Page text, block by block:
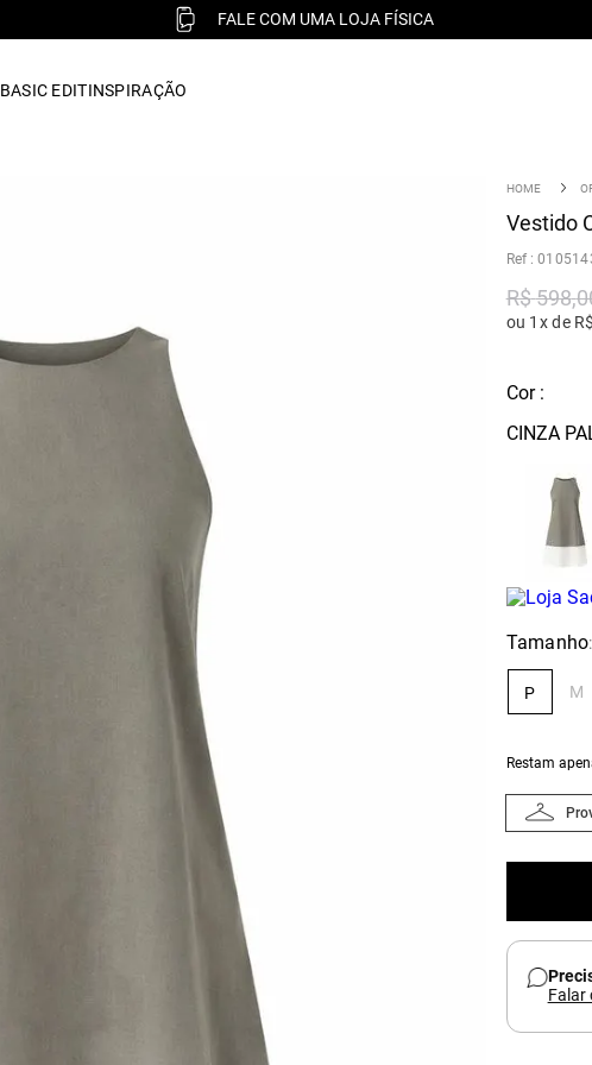
FALE COM UMA LOJA FÍSICA
BASIC EDITINSPIRAÇÃO
Vestido
:
R$598,
ou 1x de
Cor :
CINZA
Tamanho:
P M
Restam
Falar